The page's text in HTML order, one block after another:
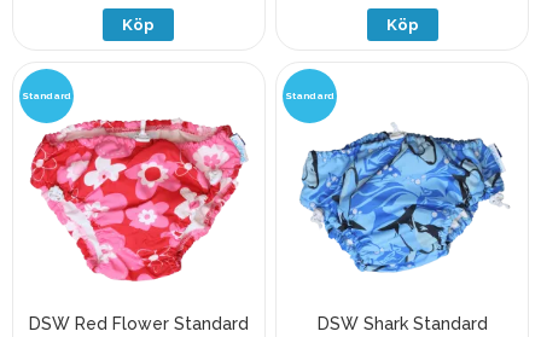
Köp Köp
DSW Red Flower Standard
Standard
DSW Shark Standard
Standard